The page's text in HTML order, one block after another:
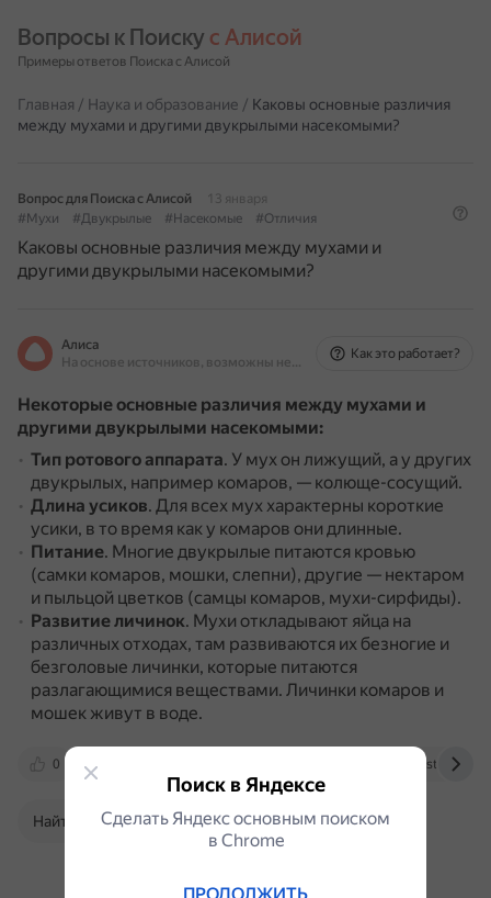
Вопросы к Поиску с Алисой
Примеры ответов Поиска с Алисой
Главная / Наука и образование / Каковы основные различия
между мухами и другими двукрылыми насекомыми?
Вопрос для Поиска с Алисой
13 января
#Мухи
#Двукрылые #Насекомые #Отличия
Каковы основные различия между мухами и
другими двукрылыми насекомыми?
Алиса
На основе источников, возможны неточности
Как это работает?
Некоторые основные различия между мухами и
другими двукрылыми насекомыми:
Тип ротового аппарата. У мух он лижущий, а у других
двукрылых, например комаров, — колюще-сосущий.
Длина усиков. Для всех мух характерны короткие
усики, в то время как у комаров они длинные.
Питание. Многие двукрылые питаются кровью
(самки комаров, мошки, слепни), другие — нектаром
и пыльцой цветков (самцы комаров, мухи-сирфиды).
Развитие личинок. Мухи откладывают яйца на
различных отходах, там развиваются их безногие и
безголовые личинки, которые питаются
разлагающимися веществами. Личинки комаров и
мошек живут в воде.
0
Найти в Поиске
Поиск в Яндексе
Сделать Яндекс основным поиском
в Сhrome
ПРОДОЛЖИТЬ